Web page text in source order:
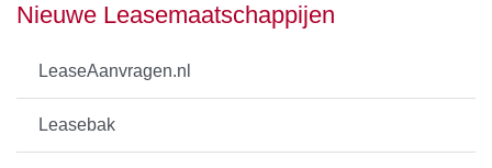
Nieuwe Leasemaatschappijen
LeaseAanvragen.nl
Leasebak